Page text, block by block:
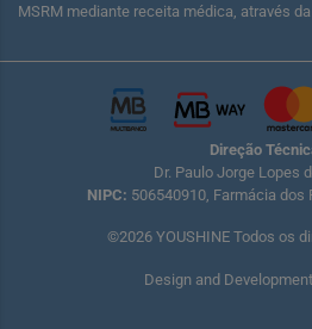
MSRM mediante receita médica, através
Direção
Dr. Paulo Jorge Lopes
NIPC: 506540910, Farmácia dos
©2026 YOUSHINE Todos os
Design and